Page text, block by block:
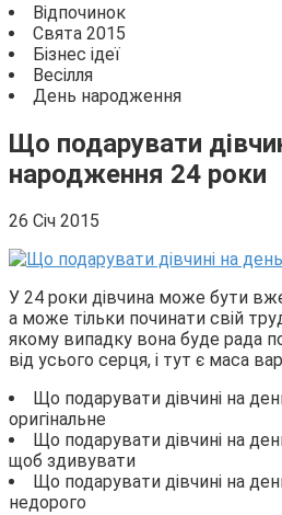
Відпочинок
Свята 2015
Бізнес ідеї
Весілля
День народження
Що подарувати
народження 24 роки
26 Січ 2015
У 24 роки дівчина може бути вже
а може тільки починати свій
якому випадку вона буде рада
від усього серця, і тут є маса
Що подарувати дівчині на
оригінальне
Що подарувати дівчині на
щоб здивувати
Що подарувати дівчині на
недорого